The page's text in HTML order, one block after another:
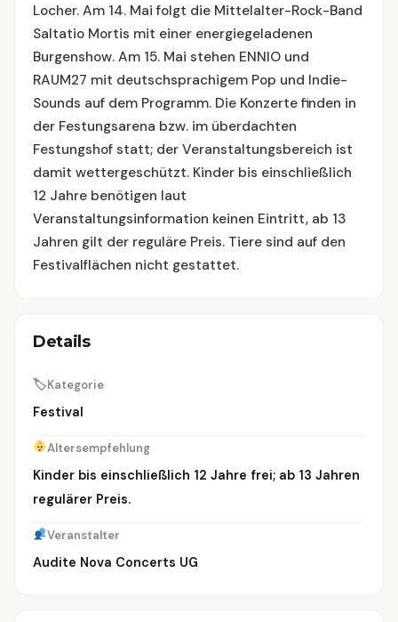
Locher. Am 14. Mai folgt die Mittelalter-Rock-Band
Saltatio Mortis mit einer energiegeladenen
Burgenshow. Am 15. Mai stehen ENNIO und
RAUM27 mit deutschsprachigem Pop und Indie-
Sounds auf dem Programm. Die Konzerte finden in
der Festungsarena bzw. im überdachten
Festungshof statt; der Veranstaltungsbereich ist
damit wettergeschützt. Kinder bis einschließlich
12 Jahre benötigen laut
Veranstaltungsinformation keinen Eintritt, ab 13
Jahren gilt der reguläre Preis. Tiere sind auf den
Festivalflächen nicht gestattet.
Details
🏷Kategorie
Festival
Altersempfehlung
Kinder bis einschließlich 12 Jahre frei; ab 13 Jahren
regulärer Preis.
Veranstalter
Audite Nova Concerts UG